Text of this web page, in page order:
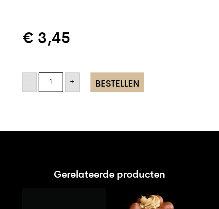
€ 3,45
-
aantal
+ BESTELLEN
Gerelateerde producten